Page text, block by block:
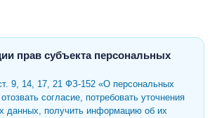
прав субъекта персональных
9, 14, 17, 21 ФЗ-152 «О персональных
согласие, потребовать уточнения
данных, получить информацию об их